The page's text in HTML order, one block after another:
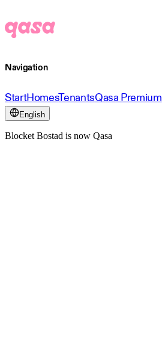
Navigation
StartHomesTenantsQasa Premium
English
Blocket Bostad is now Qasa